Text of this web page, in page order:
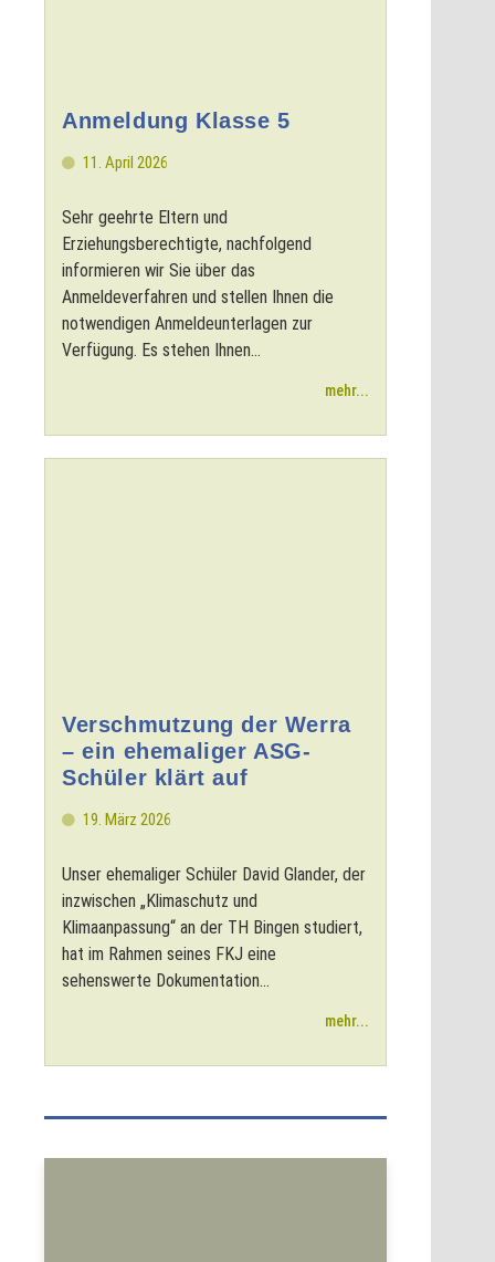
Anmeldung Klasse 5
11. April 2026
Sehr geehrte Eltern und
Erziehungsberechtigte, nachfolgend
informieren wir Sie über das
Anmeldeverfahren und stellen Ihnen die
notwendigen Anmeldeunterlagen zur
Verfügung. Es stehen Ihnen...
mehr...
Verschmutzung der Werra
– ein ehemaliger ASG-
Schüler klärt auf
19. März 2026
Unser ehemaliger Schüler David Glander, der
inzwischen „Klimaschutz und
Klimaanpassung“ an der TH Bingen studiert,
hat im Rahmen seines FKJ eine
sehenswerte Dokumentation...
mehr...